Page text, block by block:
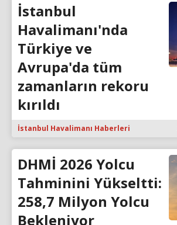
İstanbul
Havalimanı'nda
Türkiye ve
Avrupa'da tüm
zamanların rekoru
kırıldı
İstanbul Havalimanı Haberleri
DHMİ 2026 Yolcu
Tahminini Yükseltti:
258,7 Milyon Yolcu
Bekleniyor